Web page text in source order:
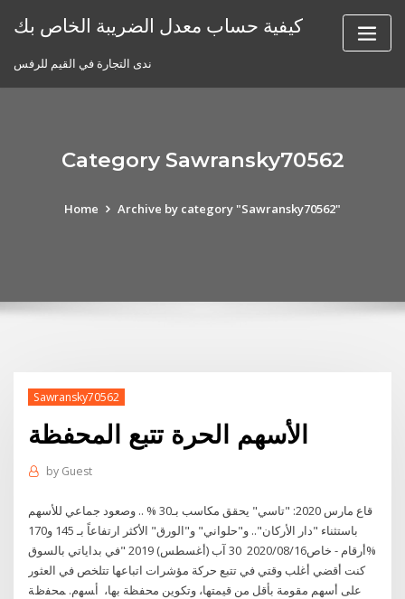
كيفية حساب معدل الضريبة الخاص بك
ندى التجارة في القيم للرفس
Category Sawransky70562
Home Archive by category "Sawransky70562"
Sawransky70562
الأسهم الحرة تتبع المحفظة
by Guest
قاع مارس 2020: "تاسي" يحقق مكاسب بـ30 % .. وصعود جماعي للأسهم
باستثناء "دار الأركان".. و"حلواني" و"الورق" الأكثر ارتفاعاً بـ 145 و170
%أرقام - خاص2020/08/16 30 آب (أغسطس) 2019 "في بداياتي بالسوق
كنت أقضي أغلب وقتي في تتبع حركة مؤشرات اتباعها تتلخص في العثور
على أسهم مقومة بأقل من قيمتها، وتكوين محفظة بها، ﺃﺴﻬﻡ. ﻤﺤﻔﻅﺔ